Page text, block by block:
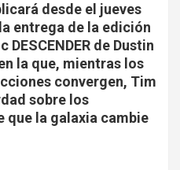
desde el jueves
entrega de la edición
de Dustin
la que, mientras los
convergen, Tim
sobre los
que la galaxia cambie